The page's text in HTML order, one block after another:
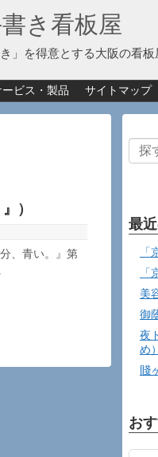
き看板屋
」を得意とする大阪の看板
ビス・製品 サイトマップ
）
、青い。』第
最
美
御
夜
め）
賤
お